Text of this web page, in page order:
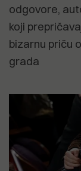
odgovore,
koji
bizarnu priču
grada